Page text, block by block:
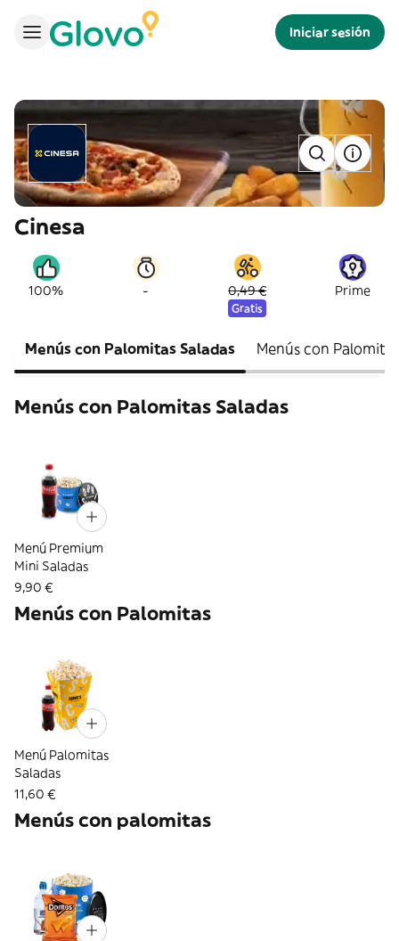
Iniciar sesión
Cinesa
100% - 0,49 €
Gratis
Prime
Menús con Palomitas Saladas Menús con Palomitas
Menús con Palomitas Saladas
Menú Premium
Mini Saladas
9,90 €
Menús con Palomitas
Menú Palomitas
Saladas
11,60 €
Menús con palomitas